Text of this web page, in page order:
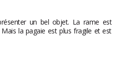
un bel objet. La rame est
la pagaie est plus fragile et est